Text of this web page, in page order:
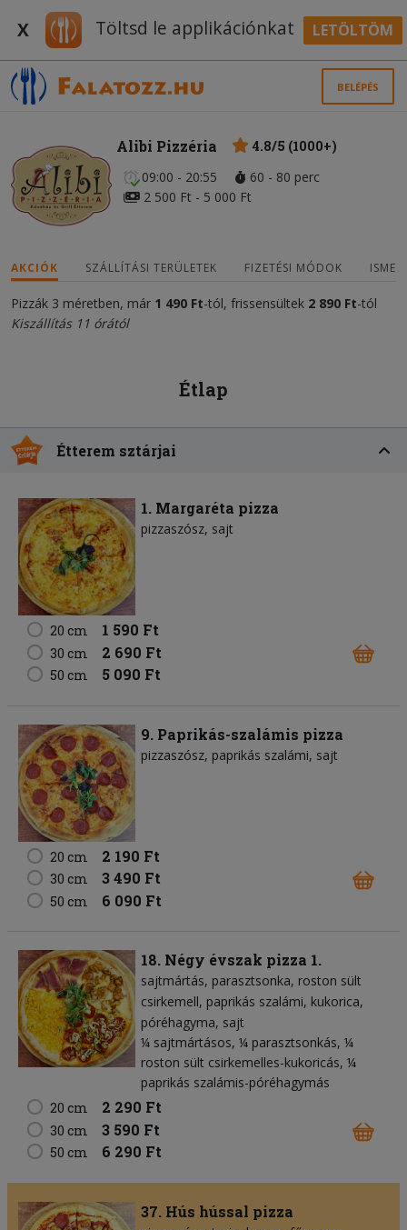
X Töltsd le applikációnkat LETÖLTÖM
BELÉPÉS
Alibi Pizzéria
4.8/5 (1000+)
09:00 - 20:55
60 - 80 perc
2 500 Ft - 5 000 Ft
AKCIÓK SZÁLLÍTÁSI TERÜLETEK FIZETÉSI MÓDOK
Pizzák 3 méretben, már 1 490 Ft-tól, frissensültek 2 890 Ft-tól
Kiszállítás 11 órától
Étlap
Étterem sztárjai
1. Margaréta pizza
pizzaszósz sajt
20 cm 1 590 Ft
30 cm 2 690 Ft
50 cm 5 090 Ft
9. Paprikás-szalámis pizza
pizzaszósz paprikás szalámi sajt
20 cm 2 190 Ft
30 cm 3 490 Ft
50 cm 6 090 Ft
18. Négy évszak pizza 1.
sajtmártás parasztsonka roston sült
csirkemell paprikás szalámi kukorica
póréhagyma sajt
¼ sajtmártásos, ¼ parasztsonkás, ¼
roston sült csirkemelles-kukoricás, ¼
paprikás szalámis-póréhagymás
20 cm
2 290 Ft
30 cm 3 590 Ft
50 cm 6 290 Ft
37. Hús hússal pizza